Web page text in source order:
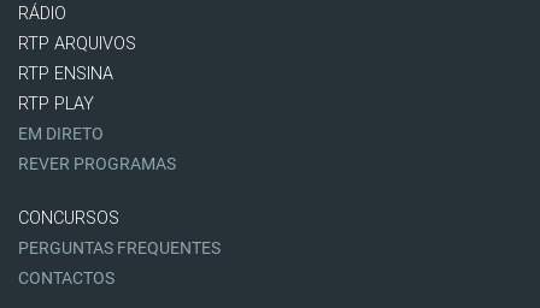
RÁDIO
RTP ARQUIVOS
RTP ENSINA
RTP PLAY
EM DIRETO
REVER PROGRAMAS
CONCURSOS
PERGUNTAS FREQUENTES
CONTACTOS